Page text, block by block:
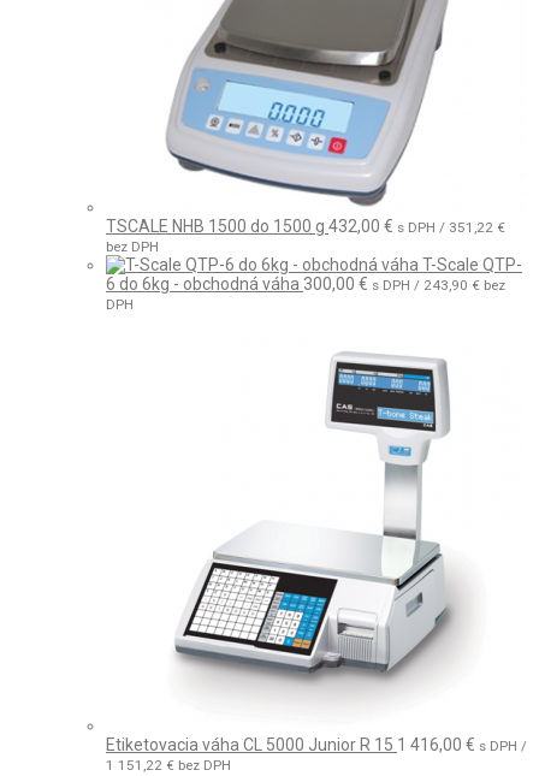
TSCALE NHB 1500 do 1500 g 432,00 € s DPH / 351,22 €
bez DPH
T-Scale QTP-
6 do 6kg - obchodná váha 300,00 € s DPH / 243,90 € bez
DPH
Etiketovacia váha CL 5000 Junior R 15 1 416,00 € s DPH /
1 151,22 € bez DPH